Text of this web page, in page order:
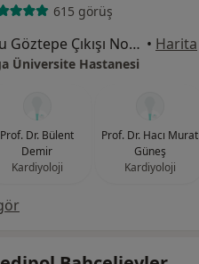
615 görüş
Tem Avrupa Otoyolu Göztepe Çıkışı No: 1Bağcılar, İstanbul • Harita
Üniversite Hastanesi
Prof. Dr. Bülent
Demir
Kardiyoloji
Prof. Dr. Hacı Murat
Güneş
Kardiyoloji